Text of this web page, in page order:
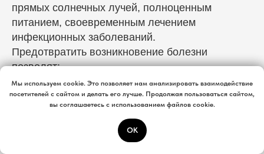
Мы используем cookie. Это позволяет нам анализировать взаимодействие
посетителей с сайтом и делать его лучше. Продолжая пользоваться сайтом,
вы соглашаетесь с использованием файлов cookie.
OK
прямых солнечных лучей, полноценным
питанием, своевременным лечением
инфекционных заболеваний.
Предотвратить возникновение болезни
позволят:
прием достаточного количества свежих
фруктов, овощей, орехов, молочной и
кисломолочной продукции, рыбы;
подбор подходящих уходовых и
косметических гипоаллергенных средств;
Мы используем cookie. Это позволяет нам анализировать взаимодействие
посетителей с сайтом и делать его лучше. Продолжая пользоваться сайтом,
вы соглашаетесь с использованием файлов cookie.
OK